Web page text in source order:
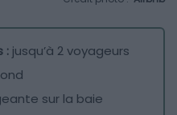
: jusqu’à 2 voyageurs
sur la baie